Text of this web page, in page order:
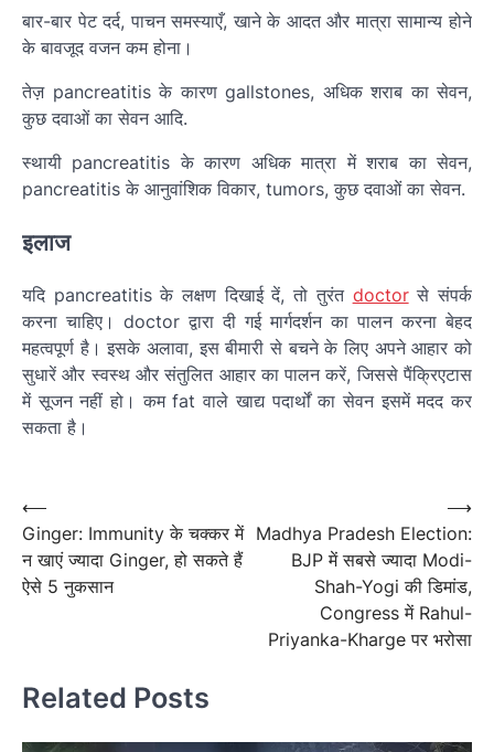
बार-बार पेट दर्द, पाचन समस्याएँ, खाने के आदत और मात्रा सामान्य होने
के बावजूद वजन कम होना।
तेज़ pancreatitis के कारण gallstones, अधिक शराब का सेवन,
कुछ दवाओं का सेवन आदि.
स्थायी pancreatitis के कारण अधिक मात्रा में शराब का सेवन,
pancreatitis के आनुवांशिक विकार, tumors, कुछ दवाओं का सेवन.
इलाज
यदि pancreatitis के लक्षण दिखाई दें, तो तुरंत doctorसे संपर्क
करना चाहिए। doctor द्वारा दी गई मार्गदर्शन का पालन करना बेहद
महत्वपूर्ण है। इसके अलावा, इस बीमारी से बचने के लिए अपने आहार को
सुधारें और स्वस्थ और संतुलित आहार का पालन करें, जिससे पैंक्रिएटास
में सूजन नहीं हो। कम fat वाले खाद्य पदार्थों का सेवन इसमें मदद कर
सकता है।
नेविगेशन
Post
navigation
⟵
Ginger: Immunity के चक्कर में
न खाएं ज्यादा Ginger, हो सकते हैं
ऐसे 5 नुकसान
Madhya Pradesh Election:
BJP में सबसे ज्यादा Modi-
Shah-Yogi की डिमांड,
Congress में Rahul-
Priyanka-Kharge पर भरोसा
⟶
Related Posts